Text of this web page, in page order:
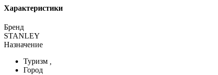
Характеристики
Бренд
STANLEY
Назначение
Туризм
Город